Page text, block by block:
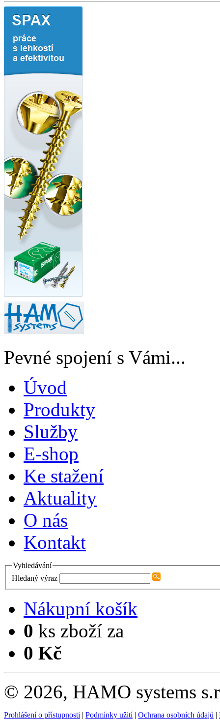
Pevné spojení s Vámi...
Úvod
Produkty
Služby
E-shop
Ke stažení
Aktuality
O nás
Kontakt
Vyhledávání
Hledaný výraz
Nákupní košík
0 ks zboží za
0 Kč
© 2026, HAMO systems
Prohlášení o přístupnosti | Podmínky užití| Ochrana osobních údajů |